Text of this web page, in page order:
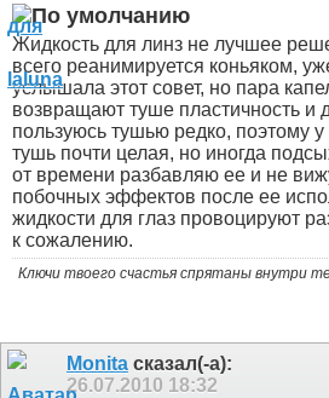
Жидкость для линз не лучшее
всего реанимируется коньяком,
услышала этот совет, но пара
возвращают туше пластичность и
пользуюсь тушью редко, поэтому
тушь почти целая, но иногда
от времени разбавляю ее и не
побочных эффектов после ее
жидкости для глаз провоцируют
к сожалению.
Ключи твоего счастья спрятаны внутри
Monita сказал(-а):
26.07.2010 18:32